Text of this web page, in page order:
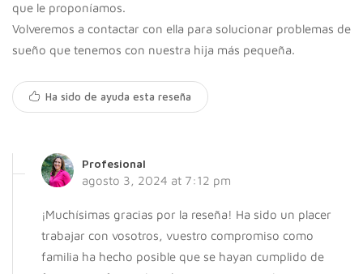
que le proponíamos.
Volveremos a contactar con ella para solucionar problemas de
sueño que tenemos con nuestra hija más pequeña.
Ha sido de ayuda esta reseña
Profesional
agosto 3, 2024 at 7:12 pm
¡Muchísimas gracias por la reseña! Ha sido un placer
trabajar con vosotros, vuestro compromiso como
familia ha hecho posible que se hayan cumplido de